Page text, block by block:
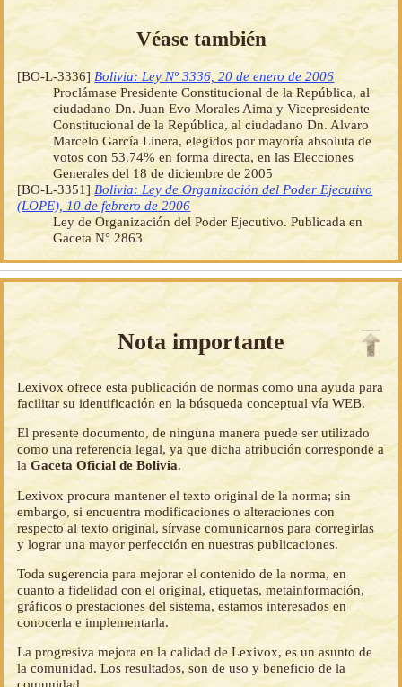
Véase también
[BO-L-3336] Bolivia: Ley Nº 3336, 20 de enero de 2006
Proclámase Presidente Constitucional de la República, al
ciudadano Dn. Juan Evo Morales Aima y Vicepresidente
Constitucional de la República, al ciudadano Dn. Alvaro
Marcelo García Linera, elegidos por mayoría absoluta de
votos con 53.74% en forma directa, en las Elecciones
Generales del 18 de diciembre de 2005
[BO-L-3351] Bolivia: Ley de Organización del Poder Ejecutivo
(LOPE), 10 de febrero de 2006
Ley de Organización del Poder Ejecutivo. Publicada en
Gaceta N° 2863
Nota importante
Lexivox ofrece esta publicación de normas como una ayuda para
facilitar su identificación en la búsqueda conceptual vía WEB.
El presente documento, de ninguna manera puede ser utilizado
como una referencia legal, ya que dicha atribución corresponde a
laGaceta Oficial de Bolivia.
Lexivox procura mantener el texto original de la norma; sin
embargo, si encuentra modificaciones o alteraciones con
respecto al texto original, sírvase comunicarnos para corregirlas
y lograr una mayor perfección en nuestras publicaciones.
Toda sugerencia para mejorar el contenido de la norma, en
cuanto a fidelidad con el original, etiquetas, metainformación,
gráficos o prestaciones del sistema, estamos interesados en
conocerla e implementarla.
La progresiva mejora en la calidad de Lexivox, es un asunto de
la comunidad. Los resultados, son de uso y beneficio de la